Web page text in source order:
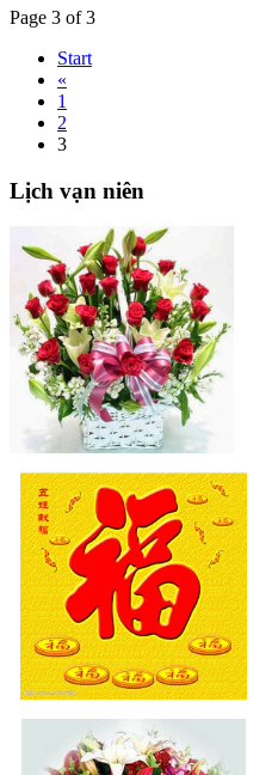
Page 3 of 3
Start
«
1
2
3
Lịch vạn niên